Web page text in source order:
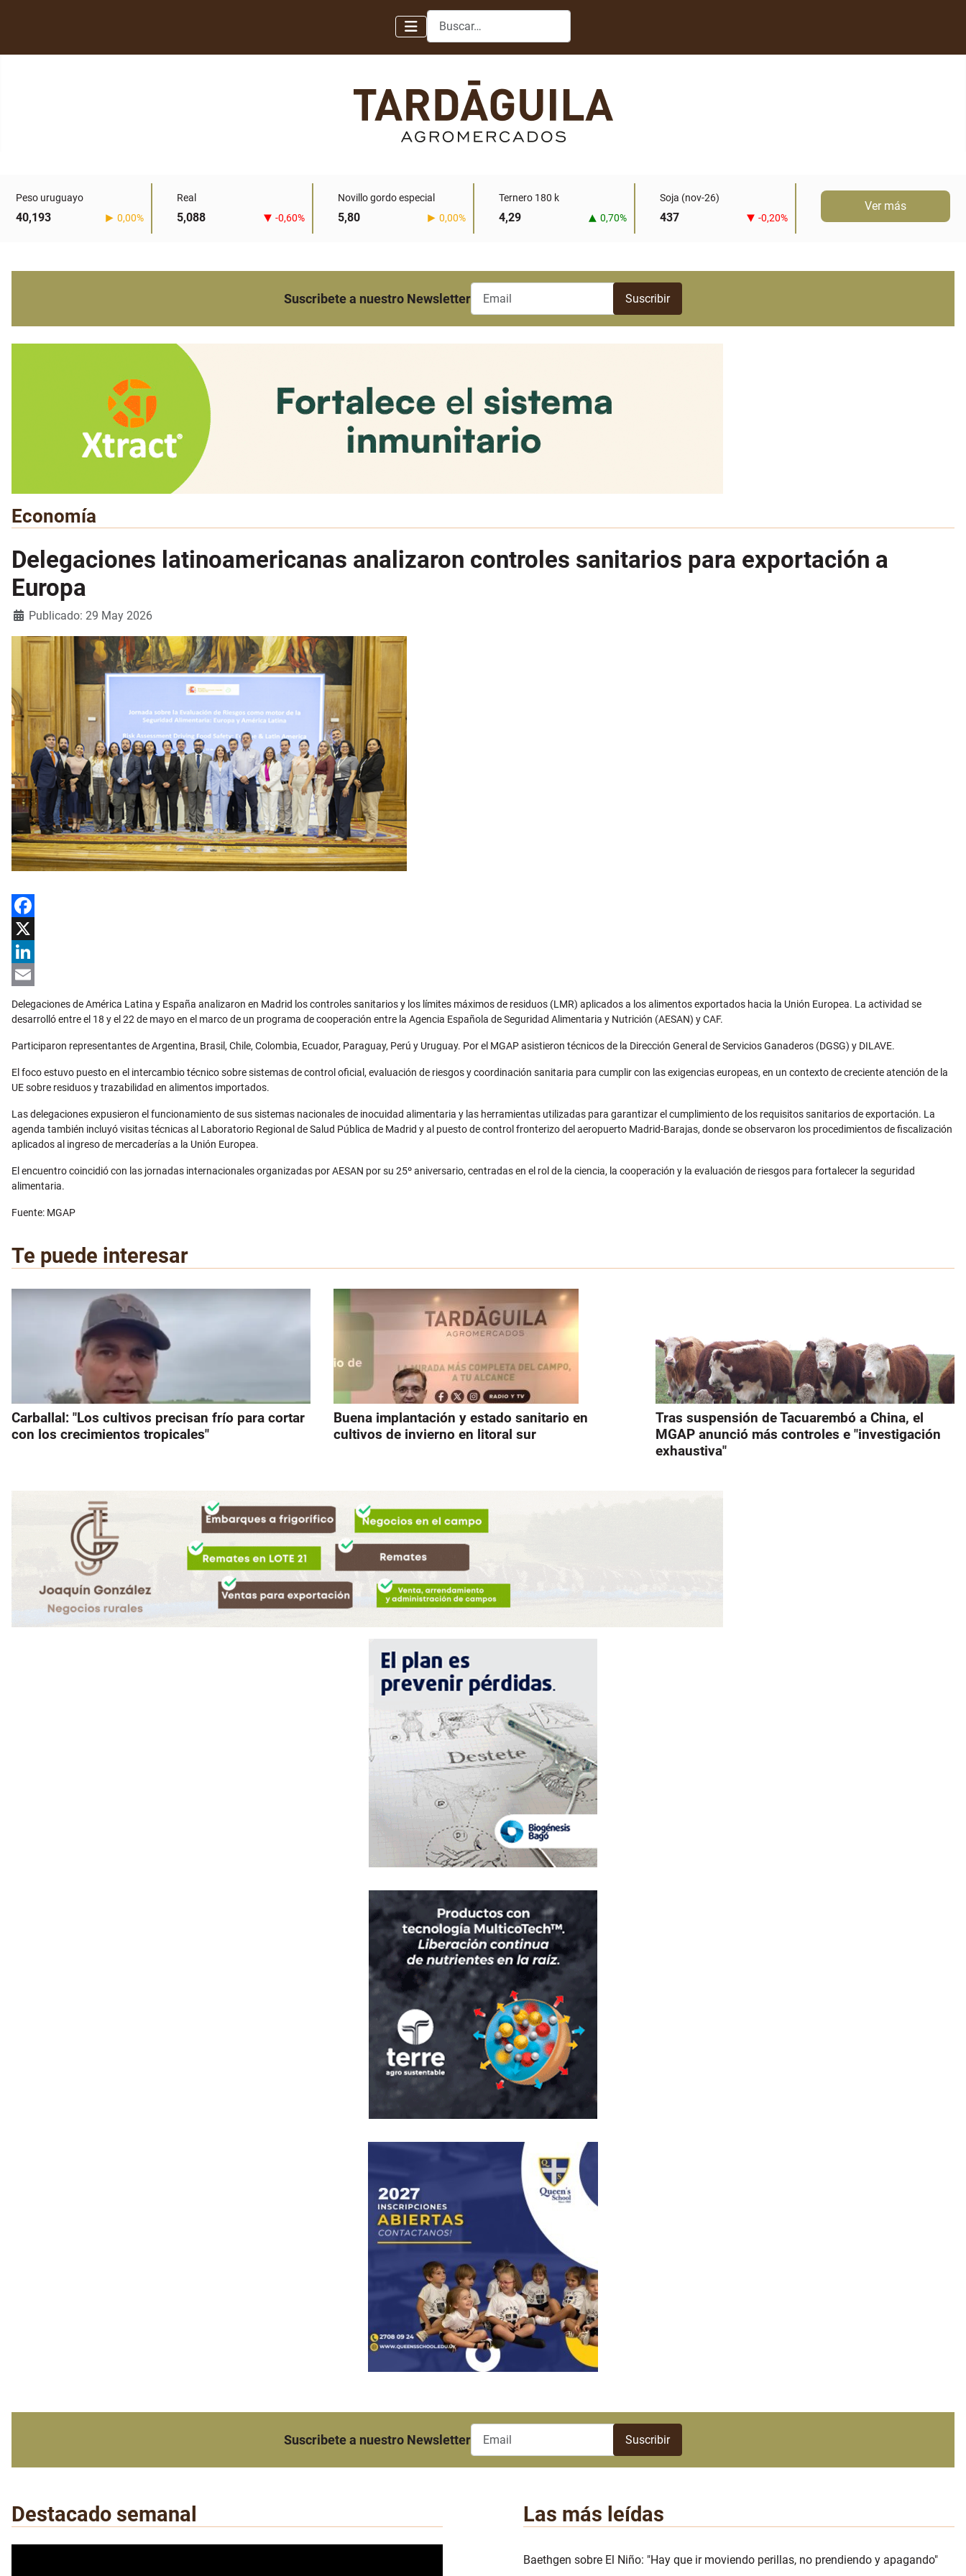
Buscar
Peso uruguayo
40,193 0,00%
Real
5,088 -0,60%
Novillo gordo especial
5,80 0,00%
Ternero 180 k
4,29 0,70%
Soja (nov-26)
437 -0,20%
Ver más
Suscribete a nuestro Newsletter
Economía
Delegaciones latinoamericanas analizaron controles sanitarios para exportación a
Europa
Detalles
Publicado: 29 May 2026
Facebook
X
LinkedIn
Email
Delegaciones de América Latina y España analizaron en Madrid los controles sanitarios y los límites máximos de residuos (LMR) aplicados a los alimentos exportados hacia la Unión Europea. La actividad se
desarrolló entre el 18 y el 22 de mayo en el marco de un programa de cooperación entre la Agencia Española de Seguridad Alimentaria y Nutrición (AESAN) y CAF.
Participaron representantes de Argentina, Brasil, Chile, Colombia, Ecuador, Paraguay, Perú y Uruguay. Por el MGAP asistieron técnicos de la Dirección General de Servicios Ganaderos (DGSG) y DILAVE.
El foco estuvo puesto en el intercambio técnico sobre sistemas de control oficial, evaluación de riesgos y coordinación sanitaria para cumplir con las exigencias europeas, en un contexto de creciente atención de la
UE sobre residuos y trazabilidad en alimentos importados.
Las delegaciones expusieron el funcionamiento de sus sistemas nacionales de inocuidad alimentaria y las herramientas utilizadas para garantizar el cumplimiento de los requisitos sanitarios de exportación. La
agenda también incluyó visitas técnicas al Laboratorio Regional de Salud Pública de Madrid y al puesto de control fronterizo del aeropuerto Madrid-Barajas, donde se observaron los procedimientos de fiscalización
aplicados al ingreso de mercaderías a la Unión Europea.
El encuentro coincidió con las jornadas internacionales organizadas por AESAN por su 25º aniversario, centradas en el rol de la ciencia, la cooperación y la evaluación de riesgos para fortalecer la seguridad
alimentaria.
Fuente: MGAP
Te puede interesar
Carballal: "Los cultivos precisan frío para cortar
con los crecimientos tropicales"
Buena implantación y estado sanitario en
cultivos de invierno en litoral sur
Tras suspensión de Tacuarembó a China, el
MGAP anunció más controles e "investigación
exhaustiva"
Suscribete a nuestro Newsletter
Destacado semanal Las más leídas
Baethgen sobre El Niño: "Hay que ir moviendo perillas, no prendiendo y apagando"